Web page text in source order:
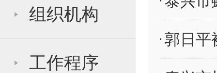
组织机构
工作程序
郭日平